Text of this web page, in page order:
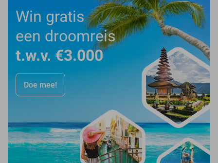
Win gratis
een droomreis
t.w.v. €3.000
Doe mee!